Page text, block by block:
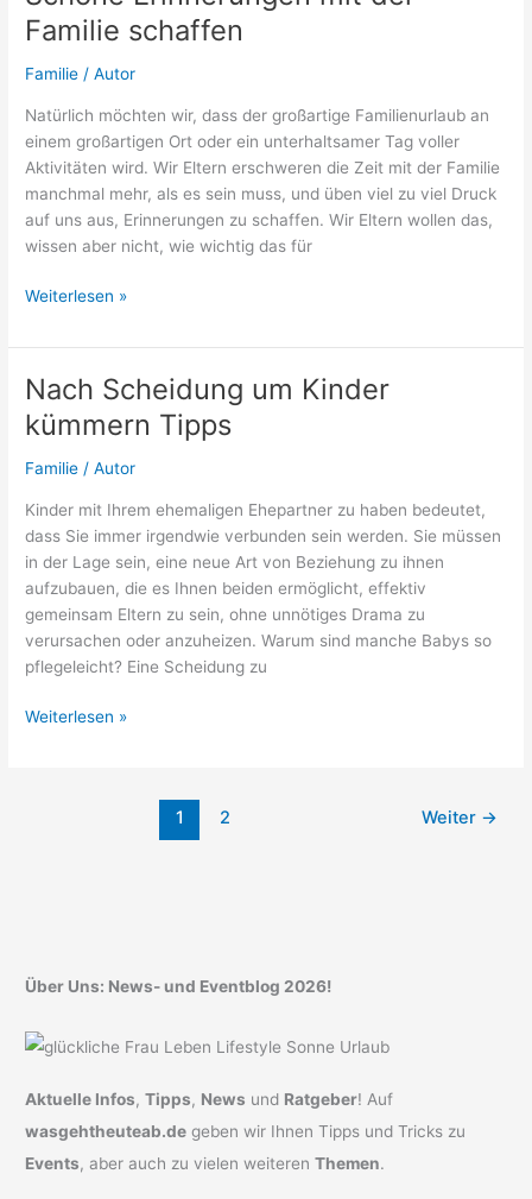
So
klappt
Familie schaffen
Familie /Autor
Natürlich möchten wir, dass der großartige Familienurlaub an
einem großartigen Ort oder ein unterhaltsamer Tag voller
Aktivitäten wird. Wir Eltern erschweren die Zeit mit der Familie
manchmal mehr, als es sein muss, und üben viel zu viel Druck
auf uns aus, Erinnerungen zu schaffen. Wir Eltern wollen das,
wissen aber nicht, wie wichtig das für
Schöne
mit
der
Familie
schaffen
Weiterlesen »
Nach Scheidung um Kinder
kümmern Tipps
Familie /Autor
Kinder mit Ihrem ehemaligen Ehepartner zu haben bedeutet,
dass Sie immer irgendwie verbunden sein werden. Sie müssen
in der Lage sein, eine neue Art von Beziehung zu ihnen
aufzubauen, die es Ihnen beiden ermöglicht, effektiv
gemeinsam Eltern zu sein, ohne unnötiges Drama zu
verursachen oder anzuheizen. Warum sind manche Babys so
pflegeleicht? Eine Scheidung zu
Nach
Weiterlesen »
1 2 Weiter →
Über Uns: News- und Eventblog 2026!
Aktuelle Infos,Tipps, News und Ratgeber! Auf
wasgehtheuteab.de geben wir Ihnen Tipps und Tricks zu
Events, aber auch zu vielen weiterenThemen.